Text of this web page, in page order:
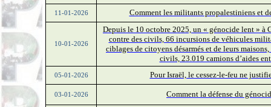
11-01-2026 Comment les militants propalestiniens et
10-01-2026
Depuis le 10 octobre 2025, un « génocide lent » à
contre des civils, 66 incursions de véhicules
ciblages de citoyens désarmés et de leurs
civils, 23.019 camions d’aides
05-01-2026 Pour Israël, le cessez-le-feu ne
03-01-2026 Comment la défense du